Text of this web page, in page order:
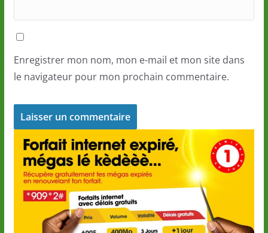
Enregistrer mon nom, mon e-mail et mon site dans
le navigateur pour mon prochain commentaire.